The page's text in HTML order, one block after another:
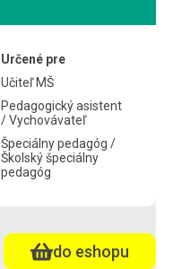
Určené pre
Učiteľ MŠ
Pedagogický asistent
/ Vychovávateľ
Špeciálny pedagóg /
Školský špeciálny
pedagóg
do eshopu